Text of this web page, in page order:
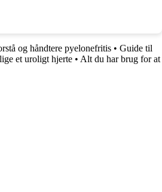
og håndtere pyelonefritis • Guide til
et uroligt hjerte • Alt du har brug for at